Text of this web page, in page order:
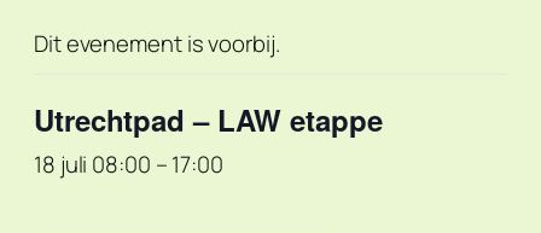
Dit evenement is voorbij.
Utrechtpad – LAW etappe
18 juli 08:00 –17:00